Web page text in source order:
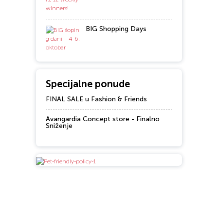
BIG Shopping Days
Specijalne ponude
FINAL SALE u Fashion & Friends
Avangardia Concept store - Finalno
Sniženje